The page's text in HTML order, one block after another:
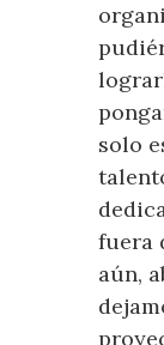
solo
fuera
aún,